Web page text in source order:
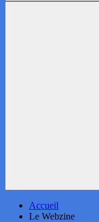
Accueil
Le Webzine